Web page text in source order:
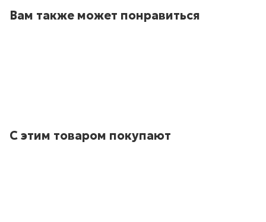
Вам также может понравиться
С этим товаром покупают